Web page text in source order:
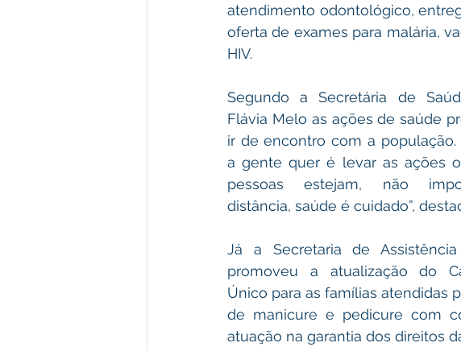
atendimento odontológico,
oferta de exames para malária,
HIV.
Segundo a Secretária de
Flávia Melo as ações de saúde
ir de encontro com a população.
a gente quer é levar as ações
pessoas estejam, não
distância, saúde é cuidado”,
Já a Secretaria de Assistência
promoveu a atualização do
Único para as famílias atendidas
de manicure e pedicure com